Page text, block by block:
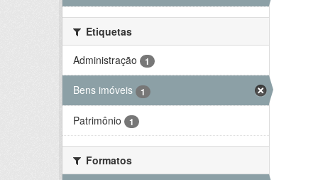
Etiquetas
Administração
1
Bens imóveis 1
Patrimônio 1
Formatos